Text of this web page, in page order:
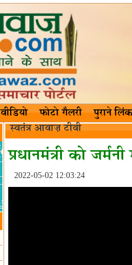
वीडियो फोटो गैलरी
पुराने लिंक
स्वतंत्र आवाज़ टीवी
प्रधानमंत्री को
2022-05-02 12:03:24